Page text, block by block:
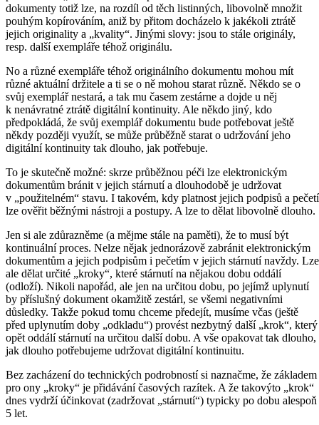
dokumenty totiž lze, na rozdíl od těch listinných, libovolně množit
pouhým kopírováním, aniž by přitom docházelo k jakékoli ztrátě
jejich originality a „kvality“. Jinými slovy: jsou to stále originály,
resp. další exempláře téhož originálu.
No a různé exempláře téhož originálního dokumentu mohou mít
různé aktuální držitele a ti se o ně mohou starat různě. Někdo se o
svůj exemplář nestará, a tak mu časem zestárne a dojde u něj
k nenávratné ztrátě digitální kontinuity. Ale někdo jiný, kdo
předpokládá, že svůj exemplář dokumentu bude potřebovat ještě
někdy později využít, se může průběžně starat o udržování jeho
digitální kontinuity tak dlouho, jak potřebuje.
To je skutečně možné: skrze průběžnou péči lze elektronickým
dokumentům bránit v jejich stárnutí a dlouhodobě je udržovat
v „použitelném“ stavu. I takovém, kdy platnost jejich podpisů a pečetí
lze ověřit běžnými nástroji a postupy. A lze to dělat libovolně dlouho.
Jen si ale zdůrazněme (a mějme stále na paměti), že to musí být
kontinuální proces. Nelze nějak jednorázově zabránit elektronickým
dokumentům a jejich podpisům i pečetím v jejich stárnutí navždy. Lze
ale dělat určité „kroky“, které stárnutí na nějakou dobu oddálí
(odloží). Nikoli napořád, ale jen na určitou dobu, po jejímž uplynutí
by příslušný dokument okamžitě zestárl, se všemi negativními
důsledky. Takže pokud tomu chceme předejít, musíme včas (ještě
před uplynutím doby „odkladu“) provést nezbytný další „krok“, který
opět oddálí stárnutí na určitou další dobu. A vše opakovat tak dlouho,
jak dlouho potřebujeme udržovat digitální kontinuitu.
Bez zacházení do technických podrobností si naznačme, že základem
pro ony „kroky“ je přidávání časových razítek. A že takovýto „krok“
dnes vydrží účinkovat (zadržovat „stárnutí“) typicky po dobu alespoň
5 let.